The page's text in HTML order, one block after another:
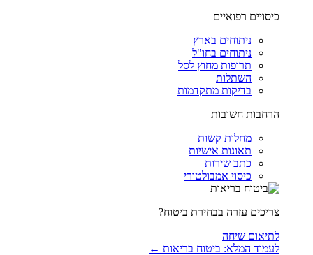
כיסויים רפואיים
ניתוחים בארץ
ניתוחים בחו"ל
תרופות מחוץ לסל
השתלות
בדיקות מתקדמות
הרחבות חשובות
מחלות קשות
תאונות אישיות
כתב שירות
כיסוי אמבולטורי
צריכים עזרה בבחירת ביטוח?
לתיאום שיחה
לעמוד המלא: ביטוח בריאות ←